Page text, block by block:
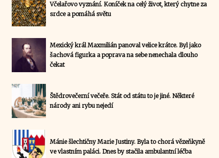
Včelařovo vyznání. Koníček na celý život, který chytne za
srdce a pomáhá světu
Mexický král Maxmilián panoval velice krátce. Byl jako
šachová figurka a poprava na sebe nenechala dlouho
čekat
Štědrovečerní večeře. Stát od státu to je jiné. Některé
národy ani rybu nejedí
Mánie šlechtičny Marie Justiny. Byla to chorá vězeňkyně
ve vlastním paláci. Dnes by stačila ambulantní léčba